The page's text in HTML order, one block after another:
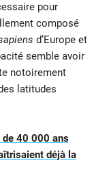
pour
composé
d’Europe et
semble avoir
notoirement
latitudes
40 000 ans
déjà la